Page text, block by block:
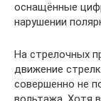
оснащённые
нарушении
На стрелочных
движение
совершенно не